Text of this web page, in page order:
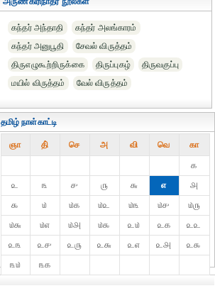
கந்தர் அந்தாதி
கந்தர் அலங்காரம்
கந்தர் அனுபூதி
சேவல் விருத்தம்
திருஎழுகூற்றிருக்கை
திருப்புகழ்
திருவகுப்பு
மயில் விருத்தம்
வேல் விருத்தம்
தமிழ் நாள்காட்டி
ஞா தி் செ அ வி வெ கா
௧
௨
௩ ௪ ௫ ௬ ௭
௮
௯
௰ ௰௧ ௰௨ ௰௩ ௰௪
௰௫
௰௬
௰௭ ௰௮ ௰௯ ௨௰ ௨௧
௨௨
௨௩
௨௪ ௨௫ ௨௬ ௨௭ ௨௮
௨௯
௩௰
௩௧